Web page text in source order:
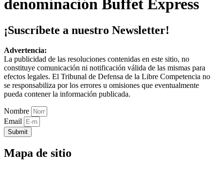
denominación Buffet Express
¡Suscríbete a nuestro Newsletter!
Advertencia:
La publicidad de las resoluciones contenidas en este sitio, no
constituye comunicación ni notificación válida de las mismas para
efectos legales. El Tribunal de Defensa de la Libre Competencia no
se responsabiliza por los errores u omisiones que eventualmente
pueda contener la información publicada.
Nombre
Email
Submit
Mapa de sitio